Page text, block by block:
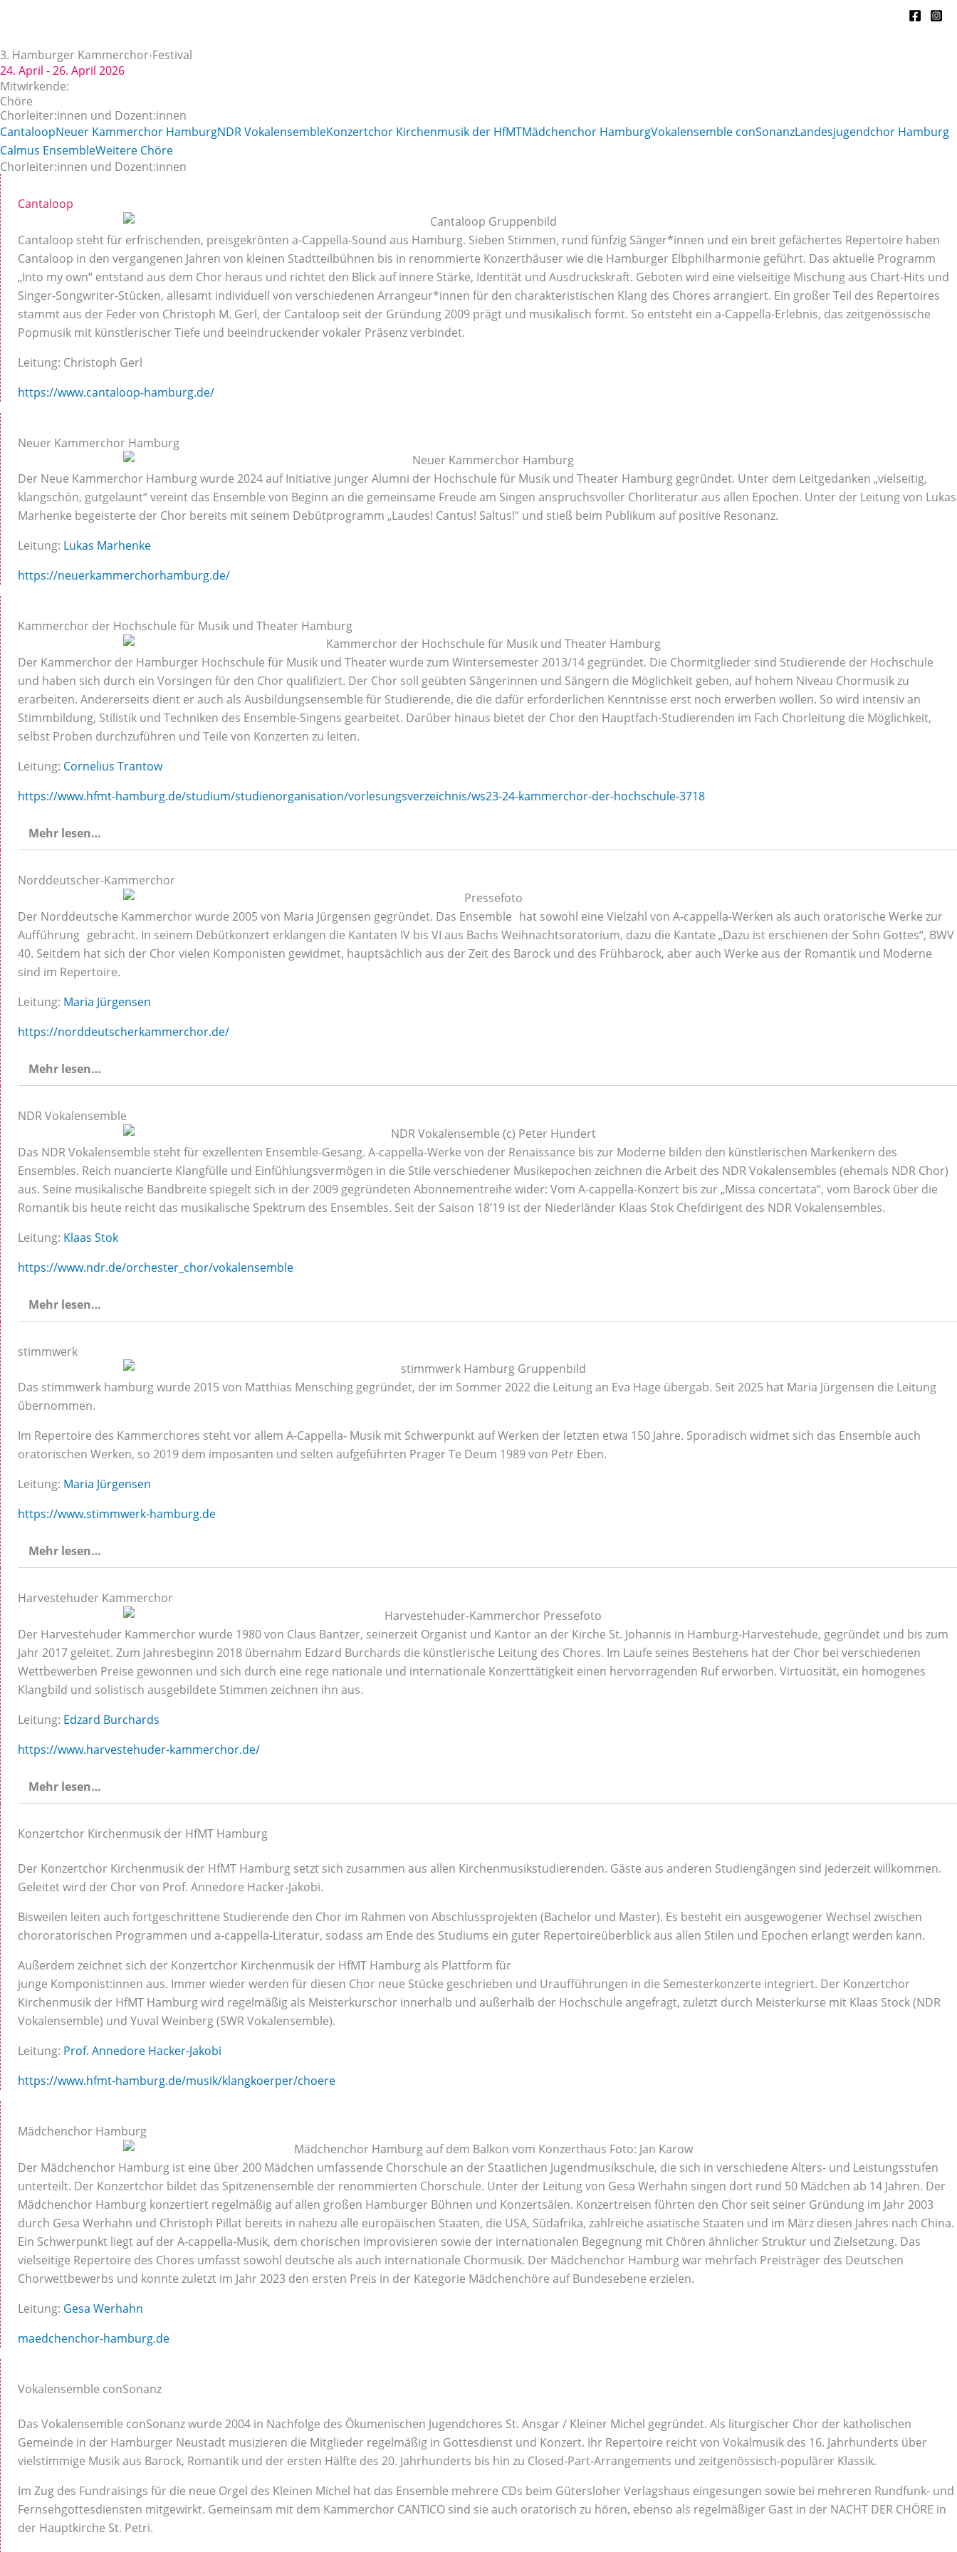
3. Hamburger Kammerchor-Festival
24. April - 26. April 2026
Mitwirkende:
Chöre
Chorleiter:innen und Dozent:innen
CantaloopNeuer Kammerchor HamburgNDR VokalensembleKonzertchor Kirchenmusik der HfMTMädchenchor HamburgVokalensemble conSonanzLandesjugendchor Hamburg
Calmus EnsembleWeitere Chöre
Chorleiter:innen und Dozent:innen
Cantaloop
Cantaloop steht für erfrischenden, preisgekrönten a-Cappella-Sound aus Hamburg. Sieben Stimmen, rund fünfzig Sänger*innen und ein breit gefächertes Repertoire haben
Cantaloop in den vergangenen Jahren von kleinen Stadtteilbühnen bis in renommierte Konzerthäuser wie die Hamburger Elbphilharmonie geführt. Das aktuelle Programm
„Into my own“ entstand aus dem Chor heraus und richtet den Blick auf innere Stärke, Identität und Ausdruckskraft. Geboten wird eine vielseitige Mischung aus Chart-Hits und
Singer-Songwriter-Stücken, allesamt individuell von verschiedenen Arrangeur*innen für den charakteristischen Klang des Chores arrangiert. Ein großer Teil des Repertoires
stammt aus der Feder von Christoph M. Gerl, der Cantaloop seit der Gründung 2009 prägt und musikalisch formt. So entsteht ein a-Cappella-Erlebnis, das zeitgenössische
Popmusik mit künstlerischer Tiefe und beeindruckender vokaler Präsenz verbindet.
Leitung: Christoph Gerl
https://www.cantaloop-hamburg.de/
Neuer Kammerchor Hamburg
Der Neue Kammerchor Hamburg wurde 2024 auf Initiative junger Alumni der Hochschule für Musik und Theater Hamburg gegründet. Unter dem Leitgedanken „vielseitig,
klangschön, gutgelaunt“ vereint das Ensemble von Beginn an die gemeinsame Freude am Singen anspruchsvoller Chorliteratur aus allen Epochen. Unter der Leitung von Lukas
Marhenke begeisterte der Chor bereits mit seinem Debütprogramm „Laudes! Cantus! Saltus!“ und stieß beim Publikum auf positive Resonanz.
Leitung: Lukas Marhenke
https://neuerkammerchorhamburg.de/
Kammerchor der Hochschule für Musik und Theater Hamburg
Der Kammerchor der Hamburger Hochschule für Musik und Theater wurde zum Wintersemester 2013/14 gegründet. Die Chormitglieder sind Studierende der Hochschule
und haben sich durch ein Vorsingen für den Chor qualifiziert. Der Chor soll geübten Sängerinnen und Sängern die Möglichkeit geben, auf hohem Niveau Chormusik zu
erarbeiten. Andererseits dient er auch als Ausbildungsensemble für Studierende, die die dafür erforderlichen Kenntnisse erst noch erwerben wollen. So wird intensiv an
Stimmbildung, Stilistik und Techniken des Ensemble-Singens gearbeitet. Darüber hinaus bietet der Chor den Hauptfach-Studierenden im Fach Chorleitung die Möglichkeit,
selbst Proben durchzuführen und Teile von Konzerten zu leiten.
Leitung: Cornelius Trantow
https://www.hfmt-hamburg.de/studium/studienorganisation/vorlesungsverzeichnis/ws23-24-kammerchor-der-hochschule-3718
Mehr lesen…
Norddeutscher-Kammerchor
Der Norddeutsche Kammerchor wurde 2005 von Maria Jürgensen gegründet. Das Ensemble hat sowohl eine Vielzahl von A-cappella-Werken als auch oratorische Werke zur
Aufführung gebracht. In seinem Debütkonzert erklangen die Kantaten IV bis VI aus Bachs Weihnachtsoratorium, dazu die Kantate „Dazu ist erschienen der Sohn Gottes“, BWV
40. Seitdem hat sich der Chor vielen Komponisten gewidmet, hauptsächlich aus der Zeit des Barock und des Frühbarock, aber auch Werke aus der Romantik und Moderne
sind im Repertoire.
Leitung: Maria Jürgensen
https://norddeutscherkammerchor.de/
Mehr lesen…
NDR Vokalensemble
Das NDR Vokalensemble steht für exzellenten Ensemble-Gesang. A-cappella-Werke von der Renaissance bis zur Moderne bilden den künstlerischen Markenkern des
Ensembles. Reich nuancierte Klangfülle und Einfühlungsvermögen in die Stile verschiedener Musikepochen zeichnen die Arbeit des NDR Vokalensembles (ehemals NDR Chor)
aus. Seine musikalische Bandbreite spiegelt sich in der 2009 gegründeten Abonnementreihe wider: Vom A-cappella-Konzert bis zur „Missa concertata“, vom Barock über die
Romantik bis heute reicht das musikalische Spektrum des Ensembles. Seit der Saison 18’19 ist der Niederländer Klaas Stok Chefdirigent des NDR Vokalensembles.
Leitung: Klaas Stok
https://www.ndr.de/orchester_chor/vokalensemble
Mehr lesen…
stimmwerk
Das stimmwerk hamburg wurde 2015 von Matthias Mensching gegründet, der im Sommer 2022 die Leitung an Eva Hage übergab. Seit 2025 hat Maria Jürgensen die Leitung
übernommen.
Im Repertoire des Kammerchores steht vor allem A-Cappella- Musik mit Schwerpunkt auf Werken der letzten etwa 150 Jahre. Sporadisch widmet sich das Ensemble auch
oratorischen Werken, so 2019 dem imposanten und selten aufgeführten Prager Te Deum 1989 von Petr Eben.
Leitung: Maria Jürgensen
https://www.stimmwerk-hamburg.de
Mehr lesen…
Harvestehuder Kammerchor
Der Harvestehuder Kammerchor wurde 1980 von Claus Bantzer, seinerzeit Organist und Kantor an der Kirche St. Johannis in Hamburg-Harvestehude, gegründet und bis zum
Jahr 2017 geleitet. Zum Jahresbeginn 2018 übernahm Edzard Burchards die künstlerische Leitung des Chores. Im Laufe seines Bestehens hat der Chor bei verschiedenen
Wettbewerben Preise gewonnen und sich durch eine rege nationale und internationale Konzerttätigkeit einen hervorragenden Ruf erworben. Virtuosität, ein homogenes
Klangbild und solistisch ausgebildete Stimmen zeichnen ihn aus.
Leitung: Edzard Burchards
https://www.harvestehuder-kammerchor.de/
Mehr lesen…
Konzertchor Kirchenmusik der HfMT Hamburg
Der Konzertchor Kirchenmusik der HfMT Hamburg setzt sich zusammen aus allen Kirchenmusikstudierenden. Gäste aus anderen Studiengängen sind jederzeit willkommen.
Geleitet wird der Chor von Prof. Annedore Hacker-Jakobi.
Bisweilen leiten auch fortgeschrittene Studierende den Chor im Rahmen von Abschlussprojekten (Bachelor und Master). Es besteht ein ausgewogener Wechsel zwischen
chororatorischen Programmen und a-cappella-Literatur, sodass am Ende des Studiums ein guter Repertoireüberblick aus allen Stilen und Epochen erlangt werden kann.
Außerdem zeichnet sich der Konzertchor Kirchenmusik der HfMT Hamburg als Plattform für
junge Komponist:innen aus. Immer wieder werden für diesen Chor neue Stücke geschrieben und Uraufführungen in die Semesterkonzerte integriert. Der Konzertchor
Kirchenmusik der HfMT Hamburg wird regelmäßig als Meisterkurschor innerhalb und außerhalb der Hochschule angefragt, zuletzt durch Meisterkurse mit Klaas Stock (NDR
Vokalensemble) und Yuval Weinberg (SWR Vokalensemble).
Leitung: Prof. Annedore Hacker-Jakobi
https://www.hfmt-hamburg.de/musik/klangkoerper/choere
Mädchenchor Hamburg
Der Mädchenchor Hamburg ist eine über 200 Mädchen umfassende Chorschule an der Staatlichen Jugendmusikschule, die sich in verschiedene Alters- und Leistungsstufen
unterteilt. Der Konzertchor bildet das Spitzenensemble der renommierten Chorschule. Unter der Leitung von Gesa Werhahn singen dort rund 50 Mädchen ab 14 Jahren. Der
Mädchenchor Hamburg konzertiert regelmäßig auf allen großen Hamburger Bühnen und Konzertsälen. Konzertreisen führten den Chor seit seiner Gründung im Jahr 2003
durch Gesa Werhahn und Christoph Pillat bereits in nahezu alle europäischen Staaten, die USA, Südafrika, zahlreiche asiatische Staaten und im März diesen Jahres nach China.
Ein Schwerpunkt liegt auf der A-cappella-Musik, dem chorischen Improvisieren sowie der internationalen Begegnung mit Chören ähnlicher Struktur und Zielsetzung. Das
vielseitige Repertoire des Chores umfasst sowohl deutsche als auch internationale Chormusik. Der Mädchenchor Hamburg war mehrfach Preisträger des Deutschen
Chorwettbewerbs und konnte zuletzt im Jahr 2023 den ersten Preis in der Kategorie Mädchenchöre auf Bundesebene erzielen.
Leitung: Gesa Werhahn
maedchenchor-hamburg.de
Vokalensemble conSonanz
Das Vokalensemble conSonanz wurde 2004 in Nachfolge des Ökumenischen Jugendchores St. Ansgar / Kleiner Michel gegründet. Als liturgischer Chor der katholischen
Gemeinde in der Hamburger Neustadt musizieren die Mitglieder regelmäßig in Gottesdienst und Konzert. Ihr Repertoire reicht von Vokalmusik des 16. Jahrhunderts über
vielstimmige Musik aus Barock, Romantik und der ersten Hälfte des 20. Jahrhunderts bis hin zu Closed-Part-Arrangements und zeitgenössisch-populärer Klassik.
Im Zug des Fundraisings für die neue Orgel des Kleinen Michel hat das Ensemble mehrere CDs beim Gütersloher Verlagshaus eingesungen sowie bei mehreren Rundfunk- und
Fernsehgottesdiensten mitgewirkt. Gemeinsam mit dem Kammerchor CANTICO sind sie auch oratorisch zu hören, ebenso als regelmäßiger Gast in der NACHT DER CHÖRE in
der Hauptkirche St. Petri.